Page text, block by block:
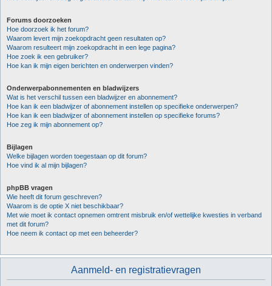
Forums doorzoeken
Hoe doorzoek ik het forum?
Waarom levert mijn zoekopdracht geen resultaten op?
Waarom resulteert mijn zoekopdracht in een lege pagina?
Hoe zoek ik een gebruiker?
Hoe kan ik mijn eigen berichten en onderwerpen vinden?
Onderwerpabonnementen en bladwijzers
Wat is het verschil tussen een bladwijzer en abonnement?
Hoe kan ik een bladwijzer of abonnement instellen op specifieke onderwerpen?
Hoe kan ik een bladwijzer of abonnement instellen op specifieke forums?
Hoe zeg ik mijn abonnement op?
Bijlagen
Welke bijlagen worden toegestaan op dit forum?
Hoe vind ik al mijn bijlagen?
phpBB vragen
Wie heeft dit forum geschreven?
Waarom is de optie X niet beschikbaar?
Met wie moet ik contact opnemen omtrent misbruik en/of wettelijke kwesties in verband
met dit forum?
Hoe neem ik contact op met een beheerder?
Aanmeld- en registratievragen